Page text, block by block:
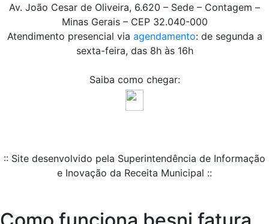
Av. João Cesar de Oliveira, 6.620 – Sede – Contagem –
Minas Gerais – CEP 32.040-000
Atendimento presencial via agendamento: de segunda a
sexta-feira, das 8h às 16h
Saiba como chegar:
:: Site desenvolvido pela Superintendência de Informação
e Inovação da Receita Municipal ::